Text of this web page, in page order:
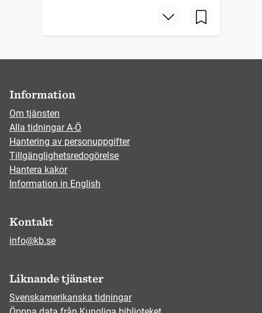
Information
Om tjänsten
Alla tidningar A-Ö
Hantering av personuppgifter
Tillgänglighetsredogörelse
Hantera kakor
Information in English
Kontakt
info@kb.se
Liknande tjänster
Svenskamerikanska tidningar